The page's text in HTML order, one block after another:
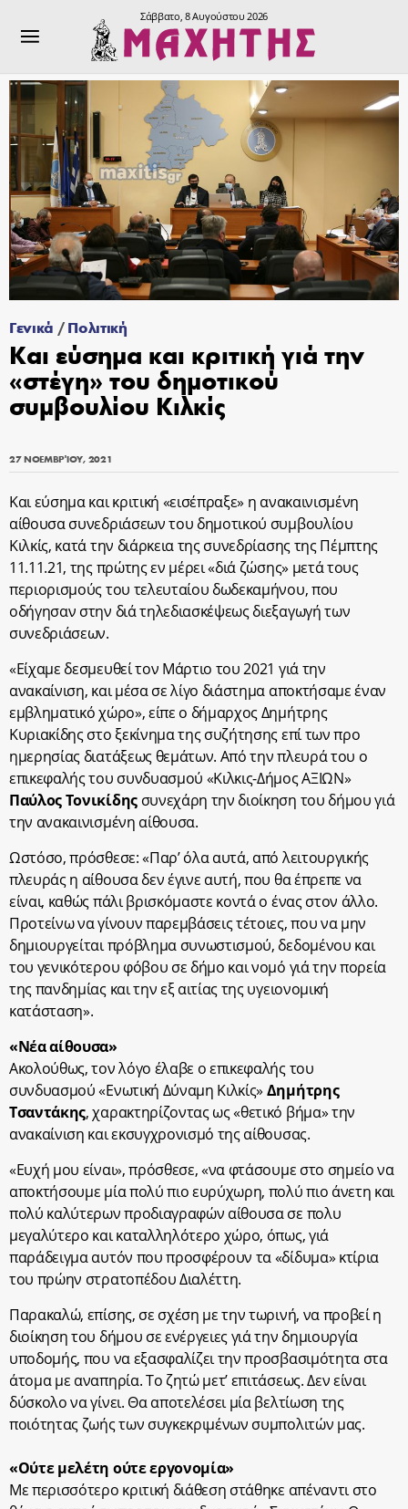
Σάββατο, 8 Αυγούστου 2026
Γενικά /Πολιτική
Και εύσημα και κριτική γιά την
«στέγη» του δημοτικού
συμβουλίου Κιλκίς
27 ΝΟΕΜΒΡΊΟΥ, 2021
Και εύσημα και κριτική «εισέπραξε» η ανακαινισμένη
αίθουσα συνεδριάσεων του δημοτικού συμβουλίου
Κιλκίς, κατά την διάρκεια της συνεδρίασης της Πέμπτης
11.11.21, της πρώτης εν μέρει «διά ζώσης» μετά τους
περιορισμούς του τελευταίου δωδεκαμήνου, που
οδήγησαν στην διά τηλεδιασκέψεως διεξαγωγή των
συνεδριάσεων.
«Είχαμε δεσμευθεί τον Μάρτιο του 2021 γιά την
ανακαίνιση, και μέσα σε λίγο διάστημα αποκτήσαμε έναν
εμβληματικό χώρο», είπε ο δήμαρχος Δημήτρης
Κυριακίδης στο ξεκίνημα της συζήτησης επί των προ
ημερησίας διατάξεως θεμάτων. Από την πλευρά του ο
επικεφαλής του συνδυασμού «Κιλκις-Δήμος ΑΞΙΩΝ»
Παύλος Τονικίδηςσυνεχάρη την διοίκηση του δήμου γιά
την ανακαινισμένη αίθουσα.
Ωστόσο, πρόσθεσε: «Παρ’ όλα αυτά, από λειτουργικής
πλευράς η αίθουσα δεν έγινε αυτή, που θα έπρεπε να
είναι, καθώς πάλι βρισκόμαστε κοντά ο ένας στον άλλο.
Προτείνω να γίνουν παρεμβάσεις τέτοιες, που να μην
δημιουργείται πρόβλημα συνωστισμού, δεδομένου και
του γενικότερου φόβου σε δήμο και νομό γιά την πορεία
της πανδημίας και την εξ αιτίας της υγειονομική
κατάσταση».
«Νέα αίθουσα»
Ακολούθως, τον λόγο έλαβε ο επικεφαλής του
συνδυασμού «Ενωτική Δύναμη Κιλκίς» Δημήτρης
Τσαντάκης, χαρακτηρίζοντας ως «θετικό βήμα» την
ανακαίνιση και εκσυγχρονισμό της αίθουσας.
«Ευχή μου είναι», πρόσθεσε, «να φτάσουμε στο σημείο να
αποκτήσουμε μία πολύ πιο ευρύχωρη, πολύ πιο άνετη και
πολύ καλύτερων προδιαγραφών αίθουσα σε πολυ
μεγαλύτερο και καταλληλότερο χώρο, όπως, γιά
παράδειγμα αυτόν που προσφέρουν τα «δίδυμα» κτίρια
του πρώην στρατοπέδου Διαλέττη.
Παρακαλώ, επίσης, σε σχέση με την τωρινή, να προβεί η
διοίκηση του δήμου σε ενέργειες γιά την δημιουργία
υποδομής, που να εξασφαλίζει την προσβασιμότητα στα
άτομα με αναπηρία. Το ζητώ μετ’ επιτάσεως. Δεν είναι
δύσκολο να γίνει. Θα αποτελέσει μία βελτίωση της
ποιότητας ζωής των συγκεκριμένων συμπολιτών μας.
«Ούτε μελέτη ούτε εργονομία»
Με περισσότερο κριτική διάθεση στάθηκε απέναντι στο